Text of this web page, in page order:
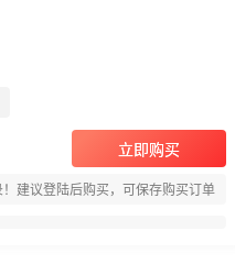
立即购买
建议登陆后购买，可保存购买订单